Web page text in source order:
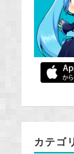
カテゴ